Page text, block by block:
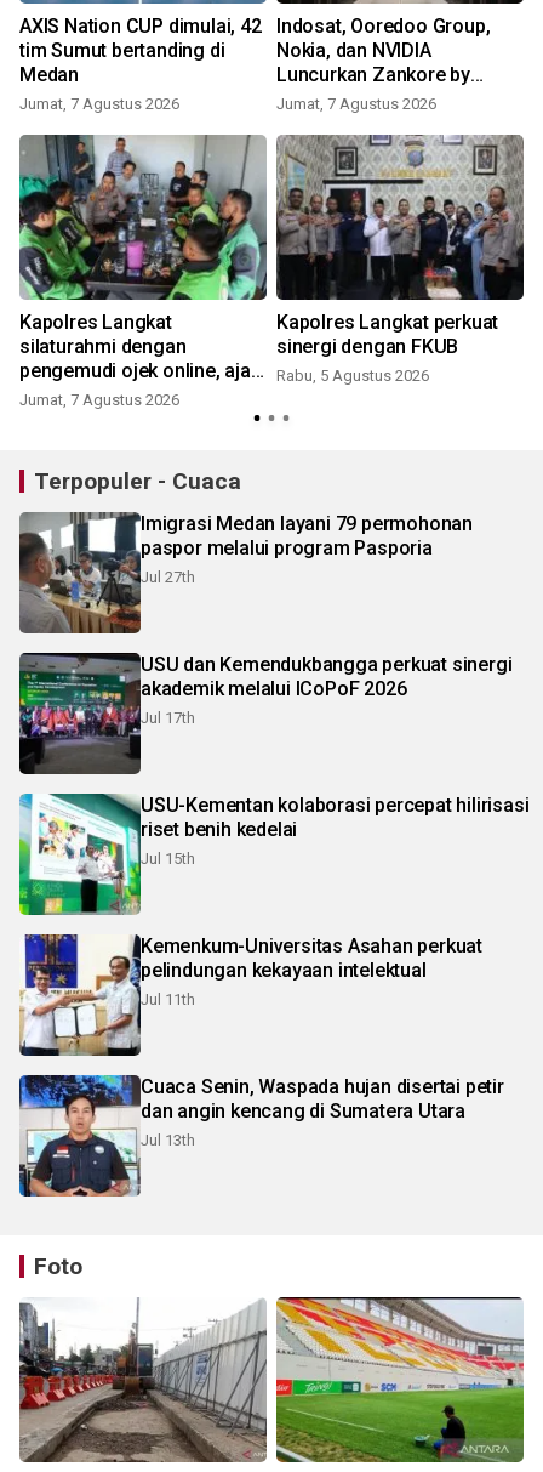
AXIS Nation CUP dimulai, 42
tim Sumut bertanding di
Medan
Jumat, 7 Agustus 2026
Indosat, Ooredoo Group,
Nokia, dan NVIDIA
Luncurkan Zankore by
Indosat
Jumat, 7 Agustus 2026
Kapolres Langkat
silaturahmi dengan
pengemudi ojek online, ajak
jaga Kamtibmas jelang HUT
Jumat, 7 Agustus 2026
Kapolres Langkat perkuat
sinergi dengan FKUB
Rabu, 5 Agustus 2026
Terpopuler - Cuaca
Imigrasi Medan layani 79 permohonan
paspor melalui program Pasporia
Jul 27th
USU dan Kemendukbangga perkuat sinergi
akademik melalui ICoPoF 2026
Jul 17th
USU-Kementan kolaborasi percepat hilirisasi
riset benih kedelai
Jul 15th
Kemenkum-Universitas Asahan perkuat
pelindungan kekayaan intelektual
Jul 11th
Cuaca Senin, Waspada hujan disertai petir
dan angin kencang di Sumatera Utara
Jul 13th
Foto